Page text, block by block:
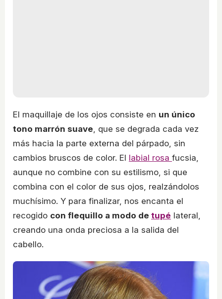
El maquillaje de los ojos consiste en un único
tono marrón suave , que se degrada cada vez
más hacia la parte externa del párpado, sin
cambios bruscos de color. El labial rosa fucsia,
aunque no combine con su estilismo, si que
combina con el color de sus ojos, realzándolos
muchísimo. Y para finalizar, nos encanta el
recogido con flequillo a modo de tupé lateral,
creando una onda preciosa a la salida del
cabello.